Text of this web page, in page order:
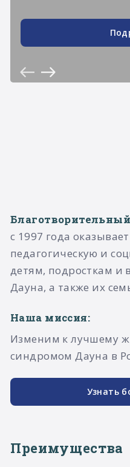
с 1997 года
педагогическую и
детям, подросткам и
Дауна, а также их
Наша миссия:
Изменим к лучшему
синдромом Дауна в
Узнать
Преимущества